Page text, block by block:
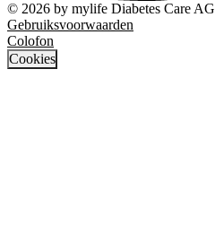
© 2026 by mylife Diabetes Care AG
Gebruiksvoorwaarden
Colofon
Cookies